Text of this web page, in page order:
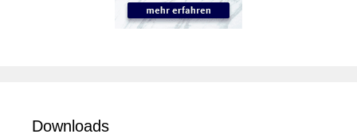
Downloads